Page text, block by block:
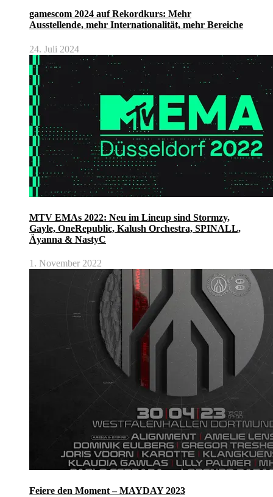
gamescom 2024 auf Rekordkurs: Mehr
Ausstellende, mehr Internationalität, mehr Bereiche
24. Juli 2024
MTV EMAs 2022: Neu im Lineup sind Stormzy,
Gayle, OneRepublic, Kalush Orchestra, SPINALL,
Äyanna & NastyC
1. November 2022
Feiere den Moment – MAYDAY 2023